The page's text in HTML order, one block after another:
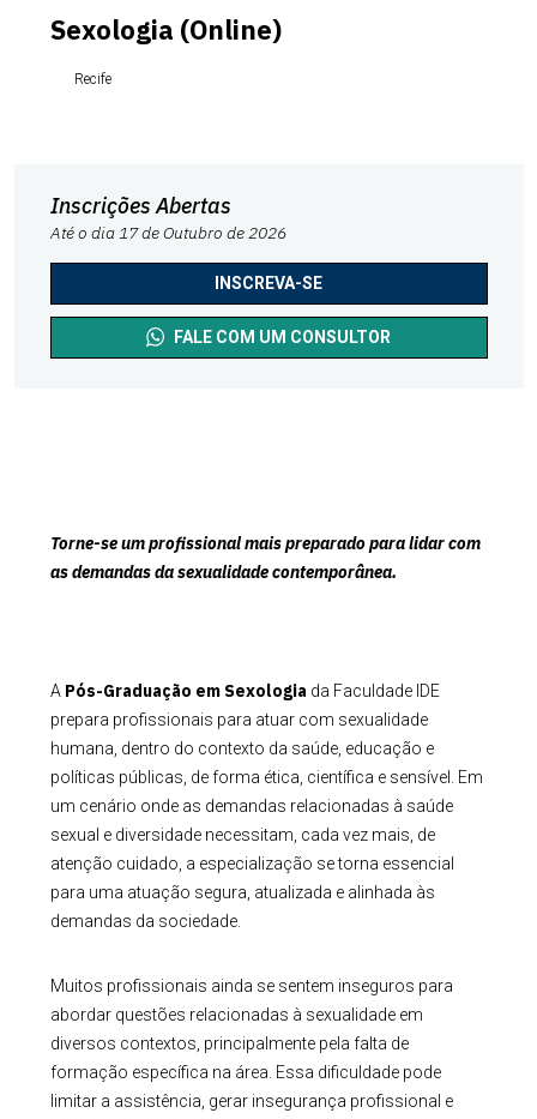
Sexologia (Online)
Recife
Inscrições Abertas
Até o dia 17 de Outubro de 2026
INSCREVA-SE
FALE COM UM CONSULTOR
Torne-se um profissional mais preparado para lidar com
as demandas da sexualidade contemporânea.
A Pós-Graduação em Sexologia da Faculdade IDE
prepara profissionais para atuar com sexualidade
humana, dentro do contexto da saúde, educação e
políticas públicas, de forma ética, científica e sensível. Em
um cenário onde as demandas relacionadas à saúde
sexual e diversidade necessitam, cada vez mais, de
atenção cuidado, a especialização se torna essencial
para uma atuação segura, atualizada e alinhada às
demandas da sociedade.
Muitos profissionais ainda se sentem inseguros para
abordar questões relacionadas à sexualidade em
diversos contextos, principalmente pela falta de
formação específica na área. Essa dificuldade pode
limitar a assistência, gerar insegurança profissional e